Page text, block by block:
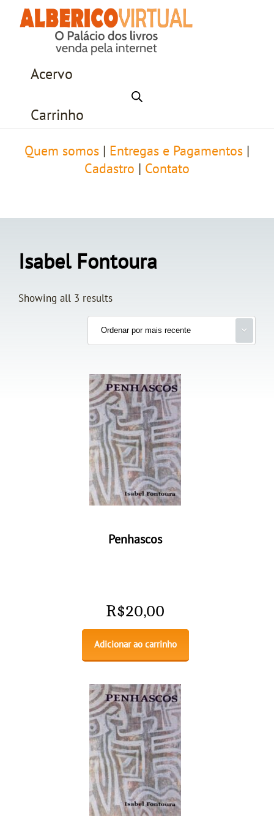
Acervo
Carrinho
Quem somos Entregas e Pagamentos
Cadastro
Contato
Isabel Fontoura
Showing all 3 results
Penhascos
R$20,00
Adicionar ao carrinho